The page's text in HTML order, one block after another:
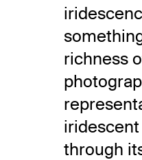
richness
through